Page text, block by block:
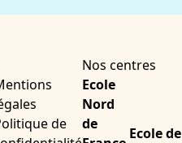
de
Nos centres
Ecole
Nord
de
Ecole de